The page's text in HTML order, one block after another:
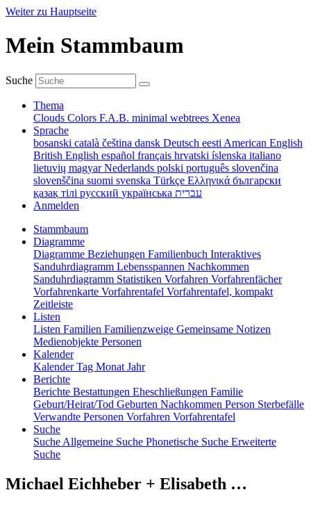
Weiter zu Hauptseite
Mein Stammbaum
Suche
Thema
Clouds Colors F.A.B. minimal webtrees Xenea
Sprache
bosanski català čeština dansk Deutsch eesti American English
British English español français hrvatski íslenska italiano
lietuvių magyarNederlands polski português slovenčina
slovenščina suomi svenska Türkçe Ελληνικά български
қазақ тілі русский українська עברית
Anmelden
Stammbaum
Diagramme
Diagramme Beziehungen Familienbuch Interaktives
Sanduhrdiagramm Lebensspannen Nachkommen
Sanduhrdiagramm Statistiken Vorfahren Vorfahrenfächer
Vorfahrenkarte Vorfahrentafel Vorfahrentafel, kompakt
Zeitleiste
Listen
Listen Familien Familienzweige Gemeinsame Notizen
Medienobjekte Personen
Kalender
KalenderTag Monat Jahr
Berichte
Berichte Bestattungen Eheschließungen Familie
Geburt/Heirat/Tod Geburten Nachkommen Person Sterbefälle
Verwandte Personen Vorfahren Vorfahrentafel
Suche
Suche Allgemeine Suche Phonetische Suche Erweiterte
Suche
Michael Eichheber + Elisabeth …